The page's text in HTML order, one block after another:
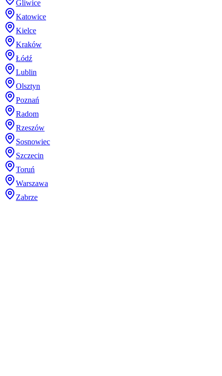
Gliwice
Katowice
Kielce
Kraków
Łódź
Lublin
Olsztyn
Poznań
Radom
Rzeszów
Sosnowiec
Szczecin
Toruń
Warszawa
Zabrze